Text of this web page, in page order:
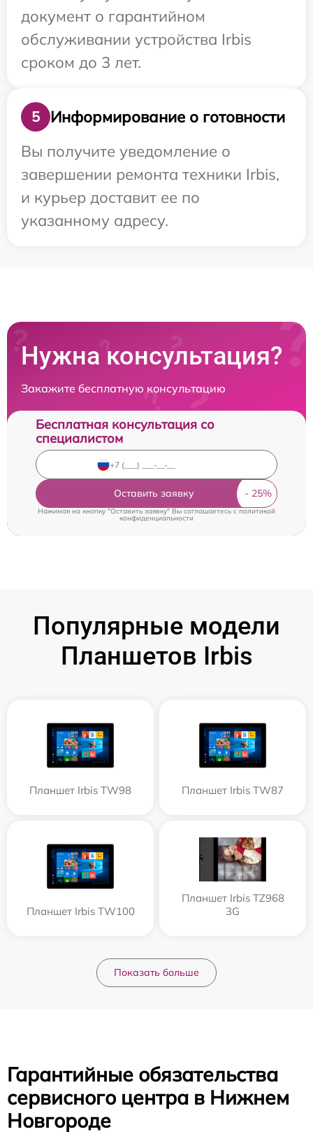
документ о гарантийном
обслуживании устройства Irbis
сроком до 3 лет.
5
Информирование о готовности
Вы получите уведомление о
завершении ремонта техники Irbis,
и курьер доставит ее по
указанному адресу.
Нужна консультация?
Закажите бесплатную консультацию
Бесплатная консультация со
специалистом
Оставить заявку
Нажимая на кнопку "Оставить заявку" Вы соглашаетесь c политикой
конфиденциальности
Популярные модели
Планшетов Irbis
Планшет Irbis TW98 Планшет Irbis TW87
Планшет Irbis TW100
Планшет Irbis TZ968
3G
Показать больше
Гарантийные обязательства
сервисного центра в Нижнем
Новгороде